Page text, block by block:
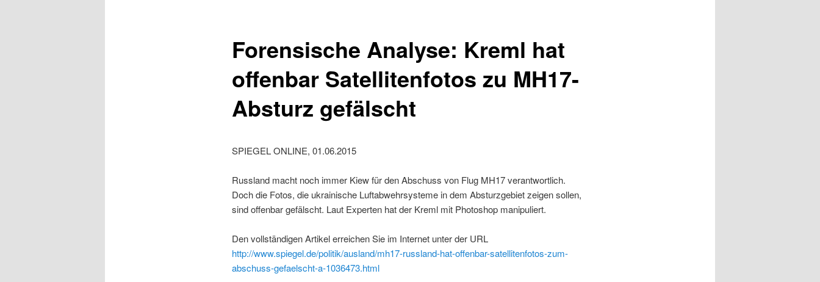
Forensische Analyse: Kreml hat
offenbar Satellitenfotos zu MH17-
Absturz gefälscht
SPIEGEL ONLINE, 01.06.2015
Russland macht noch immer Kiew für den Abschuss von Flug MH17 verantwortlich.
Doch die Fotos, die ukrainische Luftabwehrsysteme in dem Absturzgebiet zeigen sollen,
sind offenbar gefälscht. Laut Experten hat der Kreml mit Photoshop manipuliert.
Den vollständigen Artikel erreichen Sie im Internet unter der URL
http://www.spiegel.de/politik/ausland/mh17-russland-hat-offenbar-satellitenfotos-zum-
abschuss-gefaelscht-a-1036473.html